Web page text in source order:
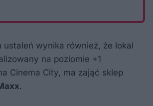
ustaleń wynika również, że lokal
na poziomie +1
Cinema City, ma zająć sklep
.